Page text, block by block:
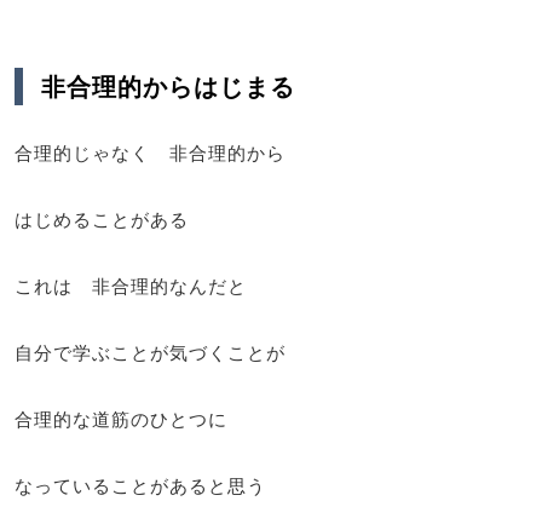
非合理的からはじまる
合理的じゃなく 非合理的から
はじめることがある
これは 非合理的なんだと
自分で学ぶことが気づくことが
合理的な道筋のひとつに
なっていることがあると思う